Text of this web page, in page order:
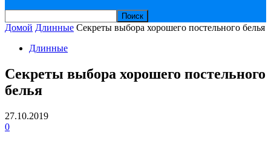
Домой Длинные Секреты выбора хорошего постельного белья
Длинные
Секреты выбора хорошего постельного
белья
27.10.2019
0